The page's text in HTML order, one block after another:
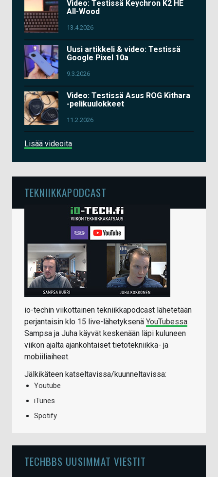
Video: Testissä Keychron K2 HE
All-Wood
13.4.2026
Uusi artikkeli & video: Testissä
Google Pixel 10a
9.3.2026
Video: Testissä Asus ROG Kithara
-pelikuulokkeet
11.2.2026
Lisää videoita
TEKNIIKKAPODCAST
io-techin viikottainen tekniikkapodcast lähetetään
perjantaisin klo 15 live-lähetyksenä YouTubessa.
Sampsa ja Juha käyvät keskenään läpi kuluneen
viikon ajalta ajankohtaiset tietotekniikka- ja
mobiiliaiheet.
Jälkikäteen katseltavissa/kuunneltavissa:
Youtube
iTunes
Spotify
TECHBBS UUSIMMAT VIESTIT